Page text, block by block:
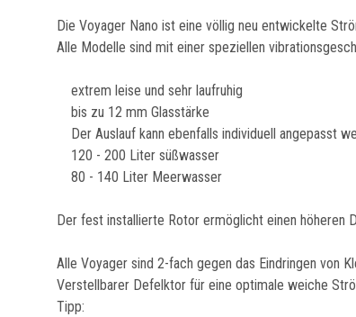
Die Voyager Nano ist eine völlig neu entwickelte
Alle Modelle sind mit einer speziellen
extrem leise und sehr laufruhig
bis zu 12 mm Glasstärke
Der Auslauf kann ebenfalls individuell angepasst
120 - 200 Liter süßwasser
80 - 140 Liter Meerwasser
Der fest installierte Rotor ermöglicht einen höheren
Alle Voyager sind 2-fach gegen das Eindringen von
Verstellbarer Defelktor für eine optimale weiche
Tipp: